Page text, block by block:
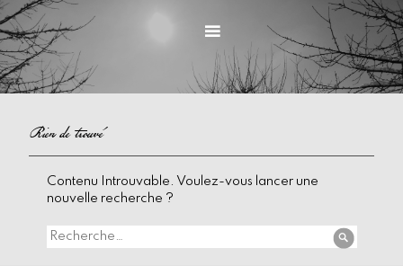
Accéder
au
contenu
principal
Menu
Rien de trouvé
Contenu Introuvable. Voulez-vous lancer une
nouvelle recherche ?
Recherche
pour :